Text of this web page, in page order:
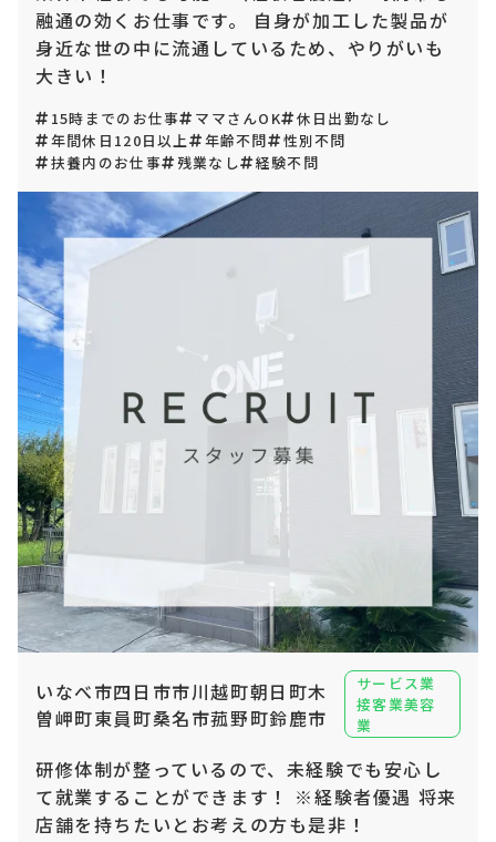
融通の効くお仕事です。 自身が加工した製品が
身近な世の中に流通しているため、やりがいも
大きい！
15時までのお仕事 ママさんOK
休日出勤なし
年間休日120日以上
年齢不問
性別不問
扶養内のお仕事
残業なし 経験不問
いなべ市四日市市川越町朝日町木
曽岬町東員町桑名市菰野町鈴鹿市
サービス業
接客業美容
業
研修体制が整っているので、未経験でも安心し
て就業することができます！ ※経験者優遇 将来
店舗を持ちたいとお考えの方も是非！